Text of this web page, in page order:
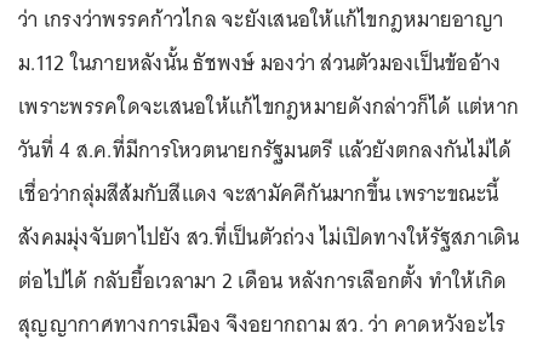
ว่า เกรงว่าพรรคก้าวไกล จะยังเสนอให้แก้ไขกฎหมายอาญา
ม.112 ในภายหลังนั้น ธัชพงษ์ มองว่า ส่วนตัวมองเป็นข้ออ้าง
เพราะพรรคใดจะเสนอให้แก้ไขกฎหมายดังกล่าวก็ได้ แต่หาก
วันที่ 4 ส.ค.ที่มีการโหวตนายกรัฐมนตรี แล้วยังตกลงกันไม่ได้
เชื่อว่ากลุ่มสีส้มกับสีแดง จะสามัคคีกันมากขึ้น เพราะขณะนี้
สังคมมุ่งจับตาไปยัง สว.ที่เป็นตัวถ่วง ไม่เปิดทางให้รัฐสภาเดิน
ต่อไปได้ กลับยื้อเวลามา 2 เดือน หลังการเลือกตั้ง ทำให้เกิด
สุญญากาศทางการเมือง จึงอยากถาม สว. ว่า คาดหวังอะไร